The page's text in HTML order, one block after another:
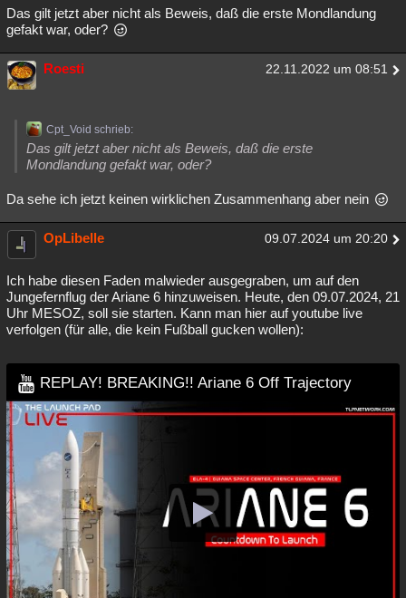
Das gilt jetzt aber nicht als Beweis, daß die erste Mondlandung
gefakt war, oder?
Roesti 22.11.2022 um 08:51
Cpt_Void schrieb:
Das gilt jetzt aber nicht als Beweis, daß die erste
Mondlandung gefakt war, oder?
Da sehe ich jetzt keinen wirklichen Zusammenhang aber nein
OpLibelle 09.07.2024 um 20:20
Ich habe diesen Faden malwieder ausgegraben, um auf den
Jungefernflug der Ariane 6 hinzuweisen. Heute, den 09.07.2024, 21
Uhr MESOZ, soll sie starten. Kann man hier auf youtube live
verfolgen (für alle, die kein Fußball gucken wollen):
REPLAY! BREAKING!! Ariane 6 Off Trajectory